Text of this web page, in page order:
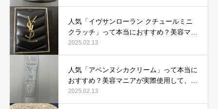
て口コミを検証
人気「イヴサンローラン クチュールミニ
クラッチ」って本当におすすめ？美容マニ
アが実際使用して口コミを検証！
2025.02.13
人気「アベンヌシカクリーム」って本当に
おすすめ？美容マニアが実際使用して、口
コミを検証！
2025.02.13